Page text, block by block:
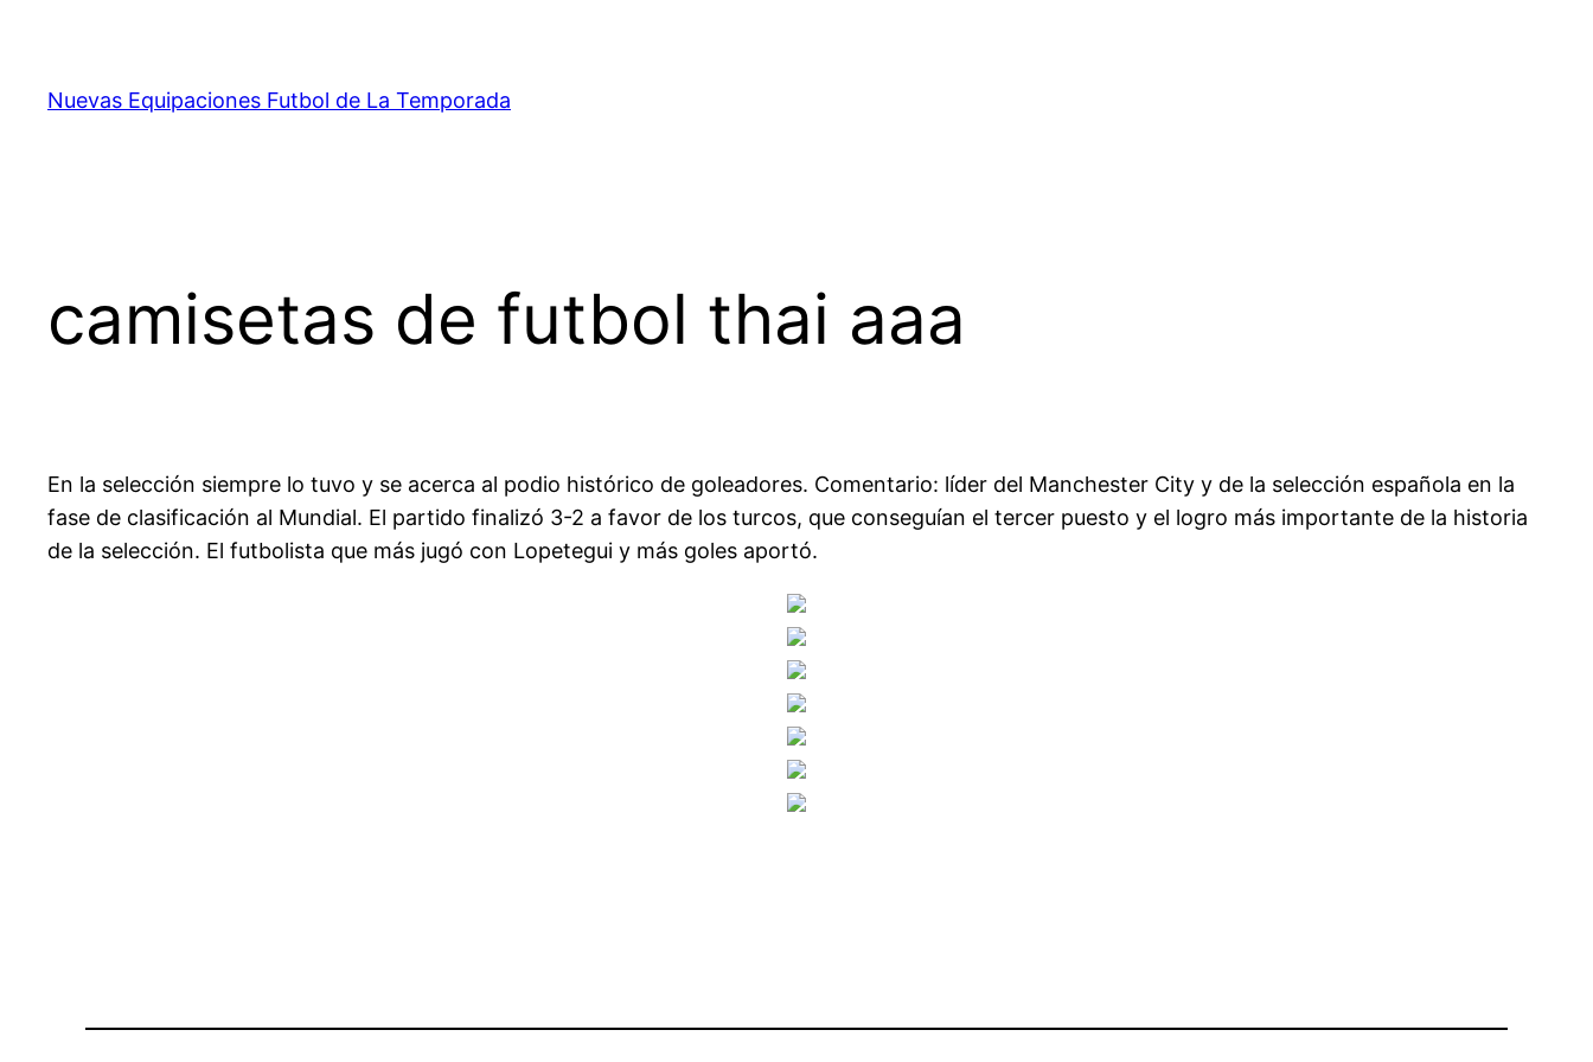
contenido
Nuevas Equipaciones Futbol de La Temporada
camisetas de futbol thai aaa
En la selección siempre lo tuvo y se acerca al podio histórico de goleadores. Comentario: líder del Manchester City y de la selección española en la
fase de clasificación al Mundial. El partido finalizó 3-2 a favor de los turcos, que conseguían el tercer puesto y el logro más importante de la historia
de la selección. El futbolista que más jugó con Lopetegui y más goles aportó.